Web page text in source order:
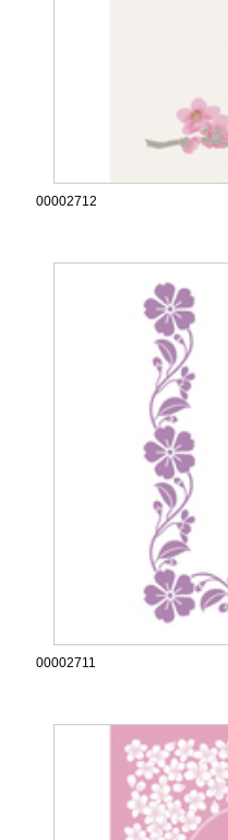
00002712
00002711